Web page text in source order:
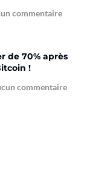
commentaire
de 70% après
!
commentaire